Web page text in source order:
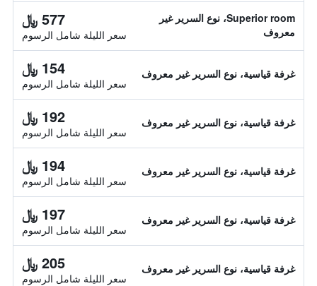
Superior room، نوع السرير غير
معروف
577 ﷼
سعر الليلة شامل الرسوم
غرفة قياسية، نوع السرير غير معروف 154 ﷼
سعر الليلة شامل الرسوم
غرفة قياسية، نوع السرير غير معروف 192 ﷼
سعر الليلة شامل الرسوم
غرفة قياسية، نوع السرير غير معروف 194 ﷼
سعر الليلة شامل الرسوم
غرفة قياسية، نوع السرير غير معروف 197 ﷼
سعر الليلة شامل الرسوم
غرفة قياسية، نوع السرير غير معروف 205 ﷼
سعر الليلة شامل الرسوم